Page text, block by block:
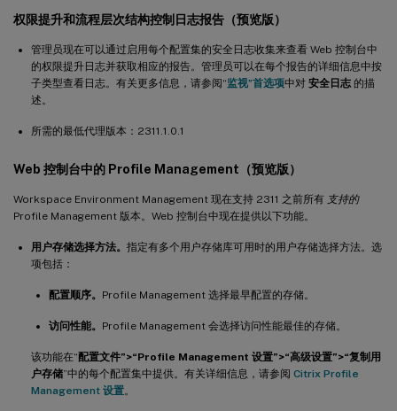
权限提升和流程层次结构控制日志报告（预览版）
管理员现在可以通过启用每个配置集的安全日志收集来查看 Web 控制台中
的权限提升日志并获取相应的报告。管理员可以在每个报告的详细信息中按
子类型查看日志。有关更多信息，请参阅“监视”首选项中对 安全日志 的描
述。
所需的最低代理版本：2311.1.0.1
Web 控制台中的 Profile Management（预览版）
Workspace Environment Management 现在支持 2311 之前所有 支持的
Profile Management 版本。Web 控制台中现在提供以下功能。
用户存储选择方法。 指定有多个用户存储库可用时的用户存储选择方法。选
项包括：
配置顺序。 Profile Management 选择最早配置的存储。
访问性能。 Profile Management 会选择访问性能最佳的存储。
该功能在“配置文件”>“Profile Management 设置”>“高级设置”>“复制用
户存储”中的每个配置集中提供。有关详细信息，请参阅 Citrix Profile
Management 设置。